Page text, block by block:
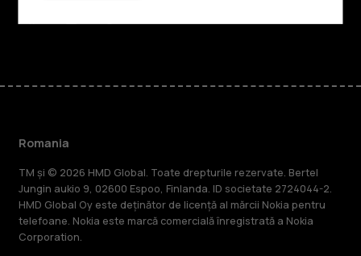
FacebookInstagram
TiktokYoutubeLinkedinDiscord
Romania
TM și © 2026 HMD Global. Toate drepturile rezervate. Bertel
Jungin aukio 9, 02600 Espoo, Finlanda. ID societate 2724044-2.
HMD Global Oy este deținător de licență al mărcii Nokia pentru
telefoane. Nokia este marcă comercială înregistrată a Nokia
Corporation.